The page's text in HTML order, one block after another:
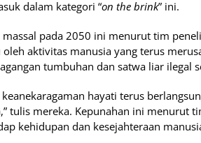
dalam kategori “on the brink” ini.
massal pada 2050 ini menurut tim
aktivitas manusia yang terus
tumbuhan dan satwa liar ilegal
keanekaragaman hayati terus
tulis mereka. Kepunahan ini menurut
kehidupan dan kesejahteraan